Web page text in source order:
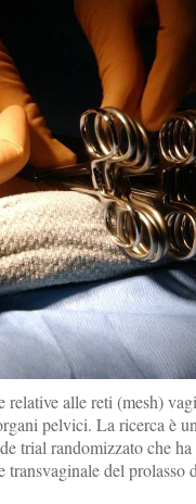
relative alle reti (mesh)
pelvici. La ricerca è
trial randomizzato che ha
del prolasso